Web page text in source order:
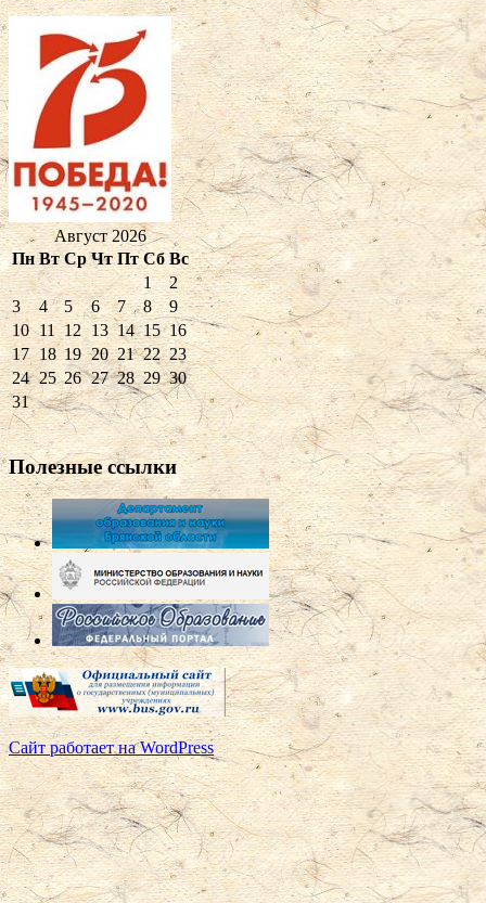
Август 2026
Пн Вт Ср Чт Пт Сб Вс
1
2
3
4 5 6 7 8
9
10 11 12 13 14 15 16
17 18 19 20 21 22 23
24 25 26 27 28 29 30
31
Полезные ссылки
Сайт работает на WordPress